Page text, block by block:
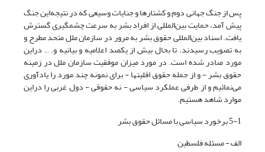
پس از جنگ جهانی دوم و کشتارها و جنایات وسیعی که در نتیجه‌این جنگ
پیش آمد، حمایت بین‌المللی از افراد بشر به سرعت چشمگیری گسترش
یافت. اسناد بین‌المللی حقوق بشر به مرور در سازمان ملل متحد مطرح و
به تصویب رسیدند. تا بحال بیش از یکصد اعلامیه و بیانیه و. .. در‌این
مورد صادر شده است. در مورد میزان موفقیت سازمان ملل در زمینه
حقوق بشر - و از جمله حقوق اقلیتها - برای نمونه چند مورد را یادآوری
می‌نمائیم و از طرفی عملکرد سیاسی - نه حقوقی - دول غربی را در‌این
موارد شاهد هستیم.
5-1 برخورد سیاسی با مسائل حقوق بشر
الف - مسئله فلسطین